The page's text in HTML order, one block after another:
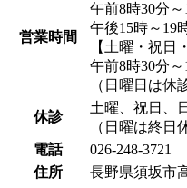
営業時間
午前8時30分～
午後15時～19
【土曜・祝日
午前8時30分～
（日曜日は
休診
土曜、祝日、
（日曜は終日
電話
026-248-3721
住所
長野県須坂市